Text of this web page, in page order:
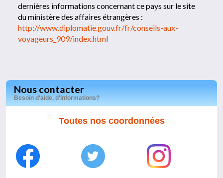
dernières informations concernant ce pays sur le site
du ministère des affaires étrangères :
http://www.diplomatie.gouv.fr/fr/conseils-aux-
voyageurs_909/index.html
Nous contacter
Besoin d'aide, d'informations?
Toutes nos coordonnées